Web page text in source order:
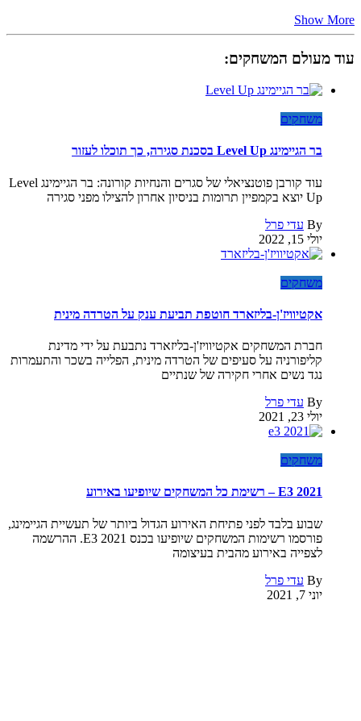
Show More
עוד מעולם המשחקים:
משחקים
בר הגיימינג Level Up בסכנת סגירה, כך תוכלו לעזור
עוד קורבן פוטנציאלי של סגרים והנחיות קורונה: בר הגיימינג Level
Up יוצא בקמפיין תרומות בניסיון אחרון להצילו מפני סגירה
By עדי פרל
יולי 15, 2022
משחקים
אקטיוויז'ן-בליזארד חוטפת תביעת ענק על הטרדה מינית
חברת המשחקים אקטיוויז'ן-בליזארד נתבעת על ידי מדינת
קליפורניה על סעיפים של הטרדה מינית, הפלייה בשכר והתעמרות
נגד נשים אחרי חקירה של שנתיים
By עדי פרל
יולי 23, 2021
משחקים
E3 2021 – רשימת כל המשחקים שיופיעו באירוע
שבוע בלבד לפני פתיחת האירוע הגדול ביותר של תעשיית הגיימינג,
פורסמו רשימות המשחקים שיופיעו בכנס E3 2021. ההרשמה
לצפייה באירוע מהבית בעיצומה
By עדי פרל
יוני 7, 2021